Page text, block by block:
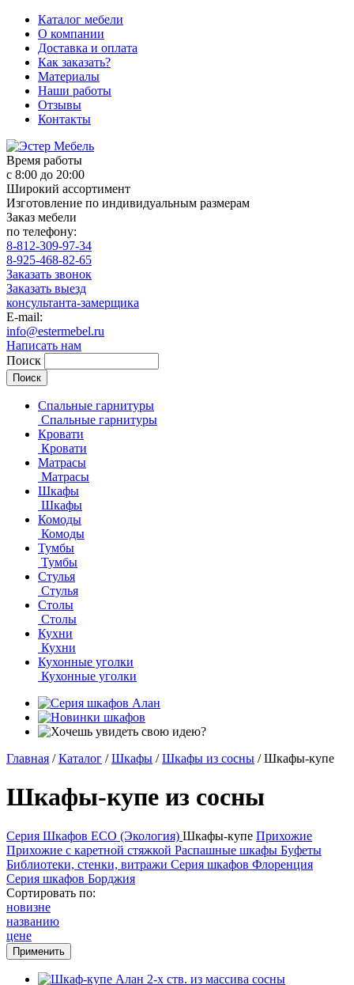
Каталог мебели
О компании
Доставка и оплата
Как заказать?
Материалы
Наши работы
Отзывы
Контакты
Время работы
с 8:00 до 20:00
Широкий ассортимент
Изготовление по индивидуальным размерам
Заказ мебели
по телефону:
8-812-309-97-34
8-925-468-82-65
Заказать звонок
Заказать выезд
консультанта-замерщика
E-mail:
info@estermebel.ru
Написать нам
Поиск
Спальные гарнитуры
Спальные гарнитуры
Кровати
Кровати
Матрасы
Матрасы
Шкафы
Шкафы
Комоды
Комоды
Тумбы
Тумбы
Стулья
Стулья
Столы
Столы
Кухни
Кухни
Кухонные уголки
Кухонные уголки
Главная / Каталог / Шкафы / Шкафы из сосны / Шкафы-купе
Шкафы-купе из сосны
Серия Шкафов ECO (Экология) Шкафы-купе Прихожие
Прихожие с каретной стяжкой Распашные шкафы Буфеты
Библиотеки, стенки, витражи Серия шкафов Флоренция
Серия шкафов Борджия
Сортировать по:
новизне
названию
цене